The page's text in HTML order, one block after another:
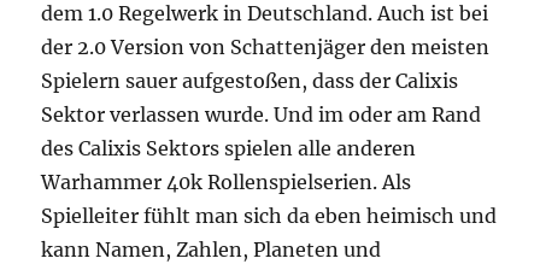
dem 1.0 Regelwerk in Deutschland. Auch ist bei
der 2.0 Version von Schattenjäger den meisten
Spielern sauer aufgestoßen, dass der Calixis
Sektor verlassen wurde. Und im oder am Rand
des Calixis Sektors spielen alle anderen
Warhammer 40k Rollenspielserien. Als
Spielleiter fühlt man sich da eben heimisch und
kann Namen, Zahlen, Planeten und